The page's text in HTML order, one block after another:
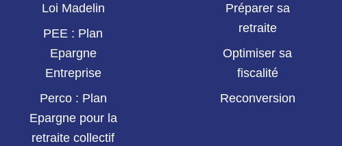
Loi Madelin
PEE : Plan
Epargne
Entreprise
Perco : Plan
Epargne pour la
retraite collectif
Préparer sa
retraite
Optimiser sa
fiscalité
Reconversion